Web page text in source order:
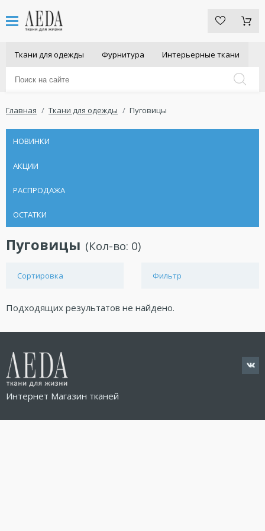
Ткани для одежды Фурнитура Интерьерные ткани
Главная Ткани для одежды Пуговицы
НОВИНКИ
АКЦИИ
РАСПРОДАЖА
ОСТАТКИ
Пуговицы (Кол-во: 0)
Сортировка Фильтр
Подходящих результатов не найдено.
Интернет Магазин тканей